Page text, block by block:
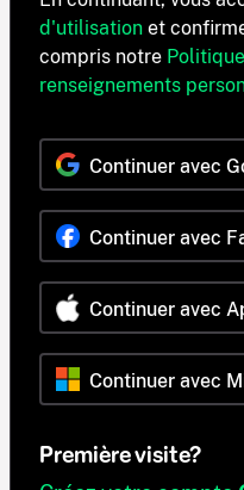
d'utilisation et
compris notre
renseignements
Continuer avec
Continuer avec
Continuer avec
Continuer avec
Première visite?